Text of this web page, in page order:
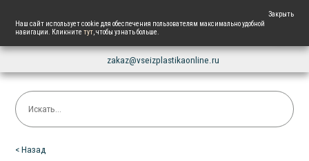
Закрыть
Наш сайт использует cookie для обеспечения пользователям максимально удобной
навигации. Кликнитетут, чтобы узнать больше.
zakaz@vseizplastikaonline.ru
< Назад